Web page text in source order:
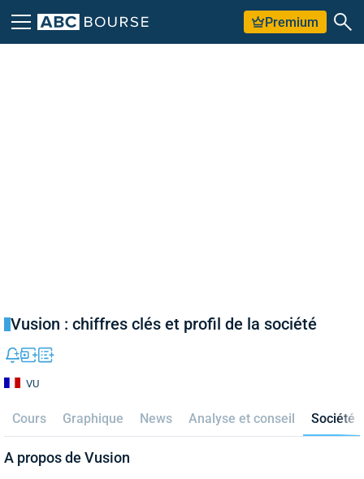
Premium
Vusion : chiffres clés et profil de la société
VU
Cours Graphique News Analyse et conseil Société
A propos de Vusion